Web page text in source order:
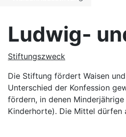
Ludwig-
Stiftungszweck
Die Stiftung fördert Waisen
Unterschied der Konfession
fördern, in denen
Kinderhorte). Die Mittel dürfen